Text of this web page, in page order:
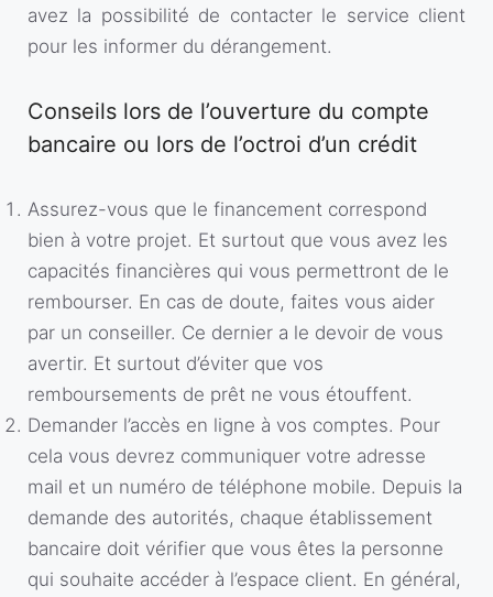
avez la possibilité de contacter le service client
pour les informer du dérangement.
Conseils lors de l’ouverture du compte
bancaire ou lors de l’octroi d’un crédit
Assurez-vous que le financement correspond
bien à votre projet. Et surtout que vous avez les
capacités financières qui vous permettront de le
rembourser. En cas de doute, faites vous aider
par un conseiller. Ce dernier a le devoir de vous
avertir. Et surtout d’éviter que vos
remboursements de prêt ne vous étouffent.
Demander l’accès en ligne à vos comptes. Pour
cela vous devrez communiquer votre adresse
mail et un numéro de téléphone mobile. Depuis la
demande des autorités, chaque établissement
bancaire doit vérifier que vous êtes la personne
qui souhaite accéder à l’espace client. En général,